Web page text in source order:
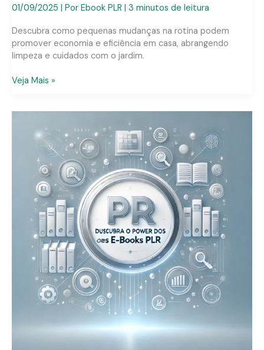
01/09/2025 | Por Ebook PLR | 3 minutos de leitura
Descubra como pequenas mudanças na rotina podem
promover economia e eficiência em casa, abrangendo
limpeza e cuidados com o jardim.
Estratégias
Doméstica
Veja Mais »